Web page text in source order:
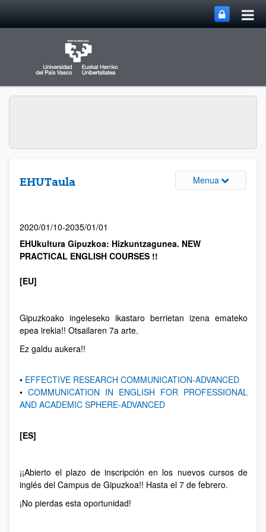
EHUTaula Menua
2020/01/10-2035/01/01
EHUkultura Gipuzkoa: Hizkuntzagunea. NEW
PRACTICAL ENGLISH COURSES !!
[EU]
Gipuzkoako ingeleseko ikastaro berrietan izena emateko
epea irekia!! Otsailaren 7a arte.
Ez galdu aukera!!
• EFFECTIVE RESEARCH COMMUNICATION-ADVANCED
• COMMUNICATION IN ENGLISH FOR PROFESSIONAL
AND ACADEMIC SPHERE-ADVANCED
[ES]
¡¡Abierto el plazo de inscripción en los nuevos cursos de
inglés del Campus de Gipuzkoa!! Hasta el 7 de febrero.
¡No pierdas esta oportunidad!